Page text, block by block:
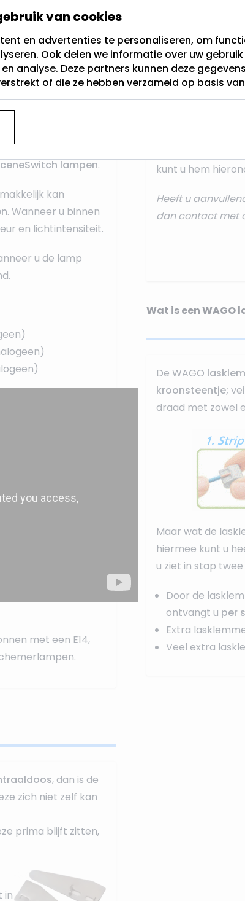
worden,
sferen creëren
lampen.
kan
. Wanneer u binnen
en lichtintensiteit.
u de lamp
met een E14,
, dan is de
zich niet zelf kan
prima blijft zitten,
in
Onze Philips
normale lamp.
aansluiten dan
Deze ontvangt u
kunt u hem
Heeft u
dancontactmet
Wat is een WAGO
De WAGO lasklem
kroonsteentje;
draad met zowel
Maar wat de
hiermee kunt u
u ziet in stap
Door de
ontvangt u per
Extra
Veel extra
van cookies
en advertenties te personaliseren, om
Ook delen we informatie over uw
analyse. Deze partners kunnen deze
of die ze hebben verzameld op basis